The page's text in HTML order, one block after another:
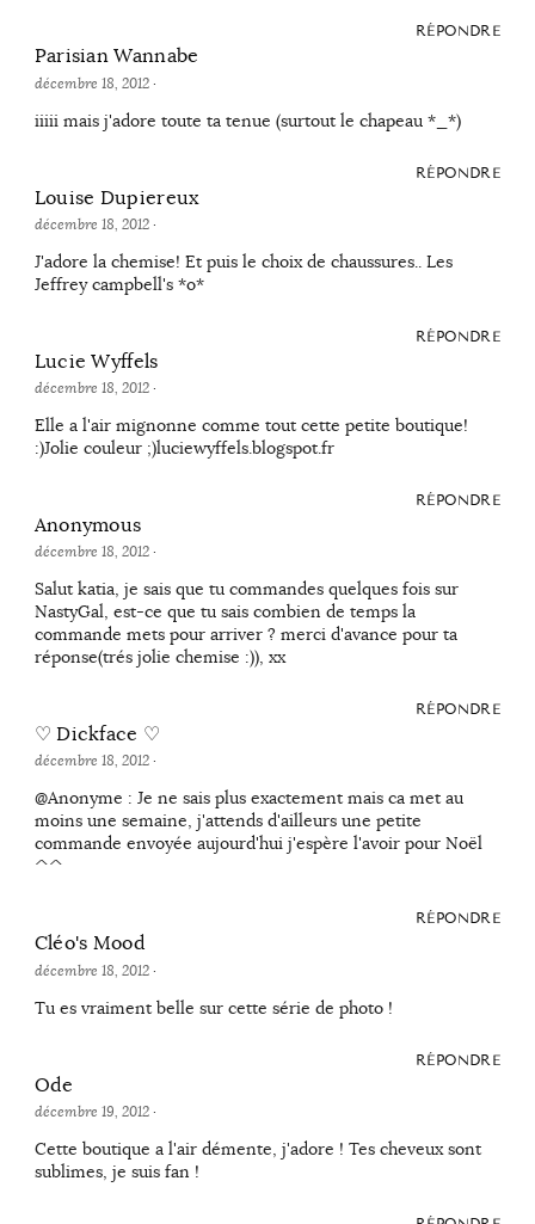
RÉPONDRE
Parisian Wannabe
décembre 18, 2012·
iiiii mais j'adore toute ta tenue (surtout le chapeau *_*)
RÉPONDRE
Louise Dupiereux
décembre 18, 2012·
J'adore la chemise! Et puis le choix de chaussures.. Les
Jeffrey campbell's *o*
RÉPONDRE
Lucie Wyffels
décembre 18, 2012·
Elle a l'air mignonne comme tout cette petite boutique!
:)Jolie couleur ;)luciewyffels.blogspot.fr
RÉPONDRE
Anonymous
décembre 18, 2012·
Salut katia, je sais que tu commandes quelques fois sur
NastyGal, est-ce que tu sais combien de temps la
commande mets pour arriver ? merci d'avance pour ta
réponse(trés jolie chemise :)), xx
RÉPONDRE
♡ Dickface ♡
décembre 18, 2012·
@Anonyme : Je ne sais plus exactement mais ca met au
moins une semaine, j'attends d'ailleurs une petite
commande envoyée aujourd'hui j'espère l'avoir pour Noël
^^
RÉPONDRE
Cléo's Mood
décembre 18, 2012·
Tu es vraiment belle sur cette série de photo !
RÉPONDRE
Ode
décembre 19, 2012·
Cette boutique a l'air démente, j'adore ! Tes cheveux sont
sublimes, je suis fan !